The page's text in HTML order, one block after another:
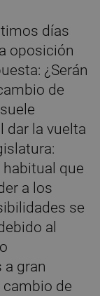
días
oposición
¿Serán
de
dar la vuelta
que
a los
se
al
gran
de